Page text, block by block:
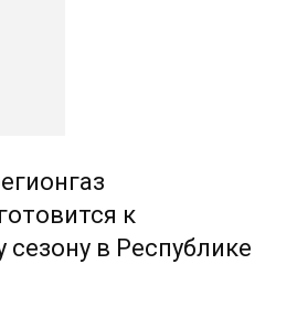
к
в Республике